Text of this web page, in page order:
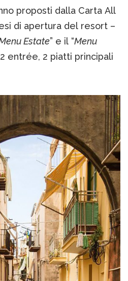
proposti dalla Carta All
di apertura del resort –
Estate” e il “Menu
entrée, 2 piatti principali